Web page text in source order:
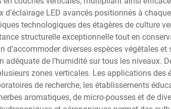
d’éclairage LED avancés positionnés à
technologiques des étagères de culture
structurelle exceptionnelle tout en
d’accommoder diverses espèces végétales
adéquate de l’humidité sur tous les niveaux.
zones verticales. Les applications des
de recherche, les établissements
aromatiques, de micro-pousses et de